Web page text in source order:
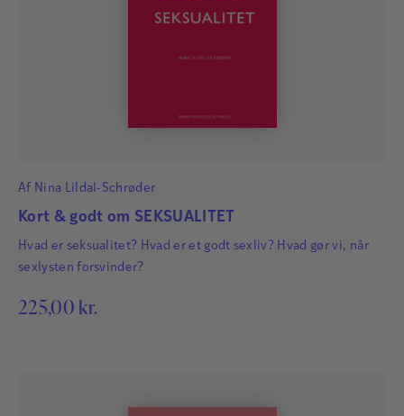
Af Nina Lildal-Schrøder
Kort & godt om SEKSUALITET
Hvad er seksualitet? Hvad er et godt sexliv? Hvad gør vi, når
sexlysten forsvinder?
225,00 kr.